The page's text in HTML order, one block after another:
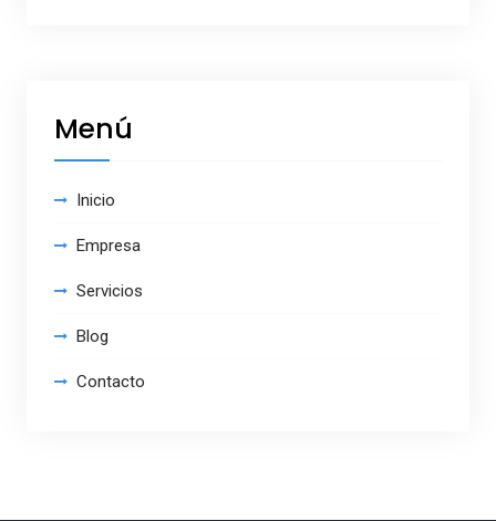
Menú
Inicio
Empresa
Servicios
Blog
Contacto